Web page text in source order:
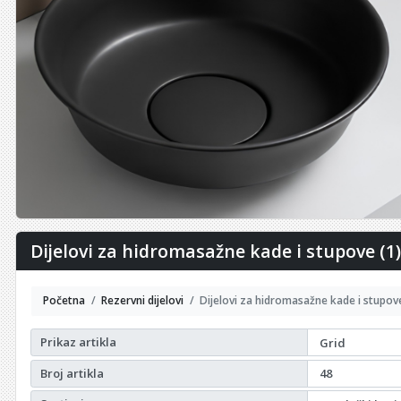
Dijelovi za hidromasažne kade i stupove (1)
Početna Rezervni dijelovi Dijelovi za hidromasažne kade i
Prikaz artikla
Broj artikla